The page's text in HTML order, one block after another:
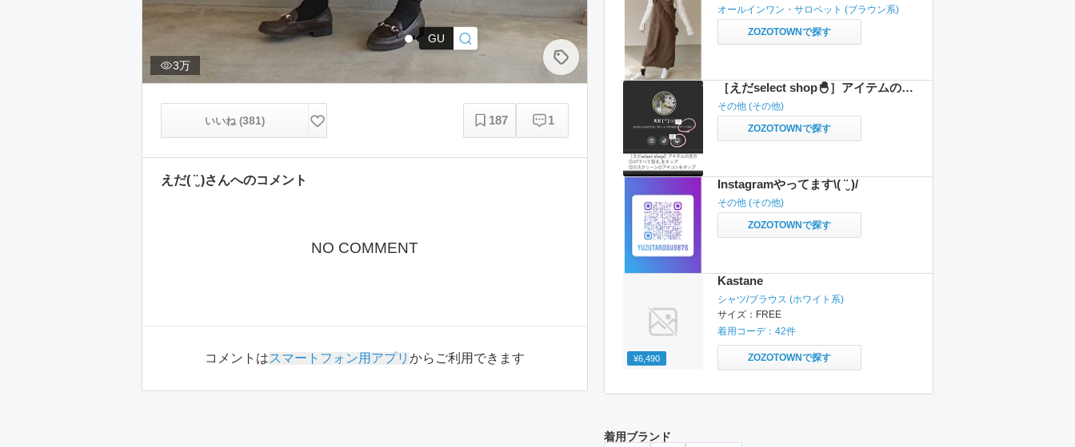
GU
3万
いいね (381) 187 1
えだ( ¨̮ )さんへのコメント
NO COMMENT
コメントはスマートフォン用アプリ からご利用できます
オールインワン・サロペット (ブラウン系)
ZOZOTOWNで探す
［えだselect shop🐣］アイテムの見方
その他 (その他)
ZOZOTOWNで探す
Instagramやってます\( ¨̮ )/
その他 (その他)
ZOZOTOWNで探す
¥6,490
Kastane
シャツ/ブラウス (ホワイト系)
サイズ： FREE
着用コーデ： 42件
ZOZOTOWNで探す
着用ブランド